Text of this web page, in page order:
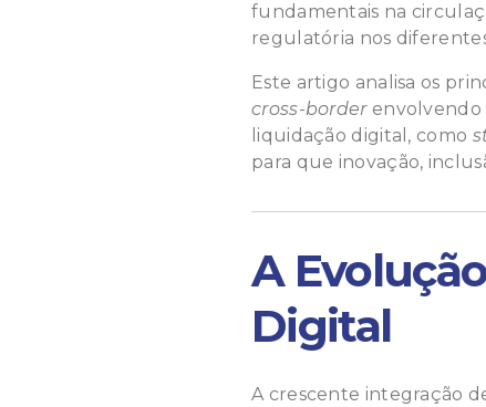
fundamentais na
regulatória nos
Este artigo analisa os
cross-borderenvolvendo
liquidação digital, como
para que inovação,
A
Digital
A crescente integração